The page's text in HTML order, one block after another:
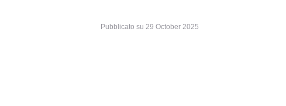
Pubblicato su 29 October 2025